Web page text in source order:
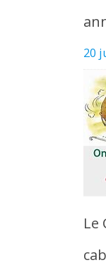
20
Le